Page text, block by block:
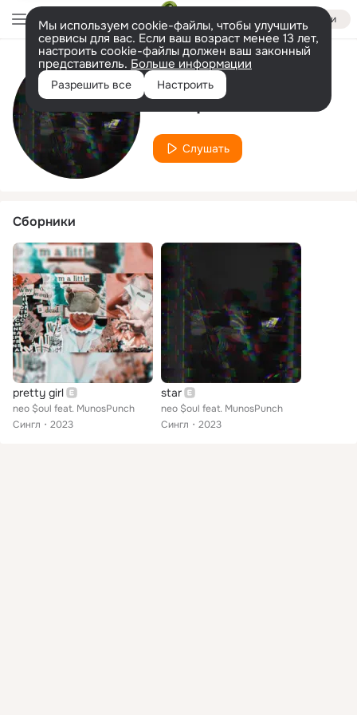
Войти
Мы используем cookie-файлы, чтобы улучшить
сервисы для вас. Если ваш возраст менее 13 лет,
настроить cookie-файлы должен ваш законный
представитель. Больше информации
Разрешить все Настроить
Исполнитель
neo $oul
Слушать
Сборники
pretty girl
neo $oul feat. MunosPunch
Сингл
2023
star
neo $oul feat. MunosPunch
Сингл
2023